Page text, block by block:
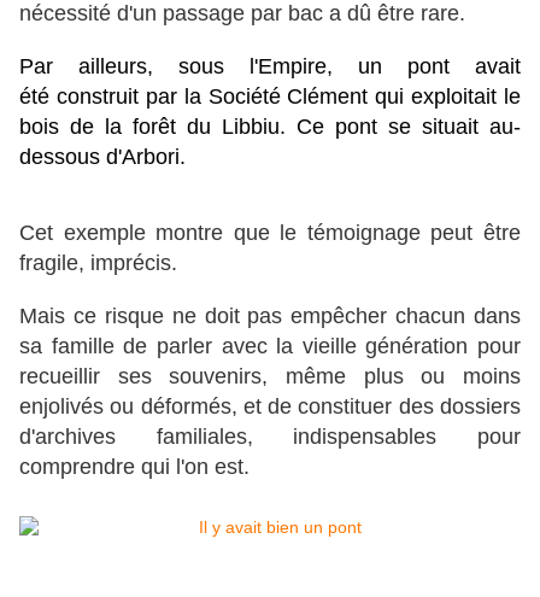
nécessité d'un passage par bac a dû être rare.
Par ailleurs, sous l'Empire, un pont avait
été construit par la Société Clément qui exploitait le
bois de la forêt du Libbiu. Ce pont se situait au-
dessous d'Arbori.
Cet exemple montre que le témoignage peut être
fragile, imprécis.
Mais ce risque ne doit pas empêcher chacun dans
sa famille de parler avec la vieille génération pour
recueillir ses souvenirs, même plus ou moins
enjolivés ou déformés, et deconstituer des dossiers
d'archives familiales, indispensables pour
comprendre qui l'on est.